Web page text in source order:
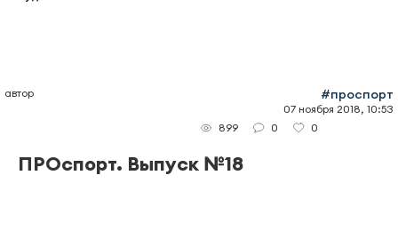
автор #проспорт
07 ноября 2018, 10:53
899
0 0
ПРОспорт. Выпуск №18